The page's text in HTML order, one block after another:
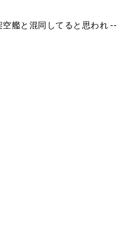
艦と混同してると思われ --